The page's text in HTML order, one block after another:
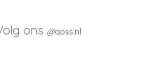
ons @qoss.nl